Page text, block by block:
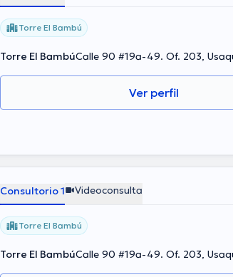
Torre El Bambú
Torre El BambúCalle 90 #19a-49. Of. 203,
Ver perfil
Consultorio 1 Videoconsulta
Torre El Bambú
Torre El BambúCalle 90 #19a-49. Of. 203,